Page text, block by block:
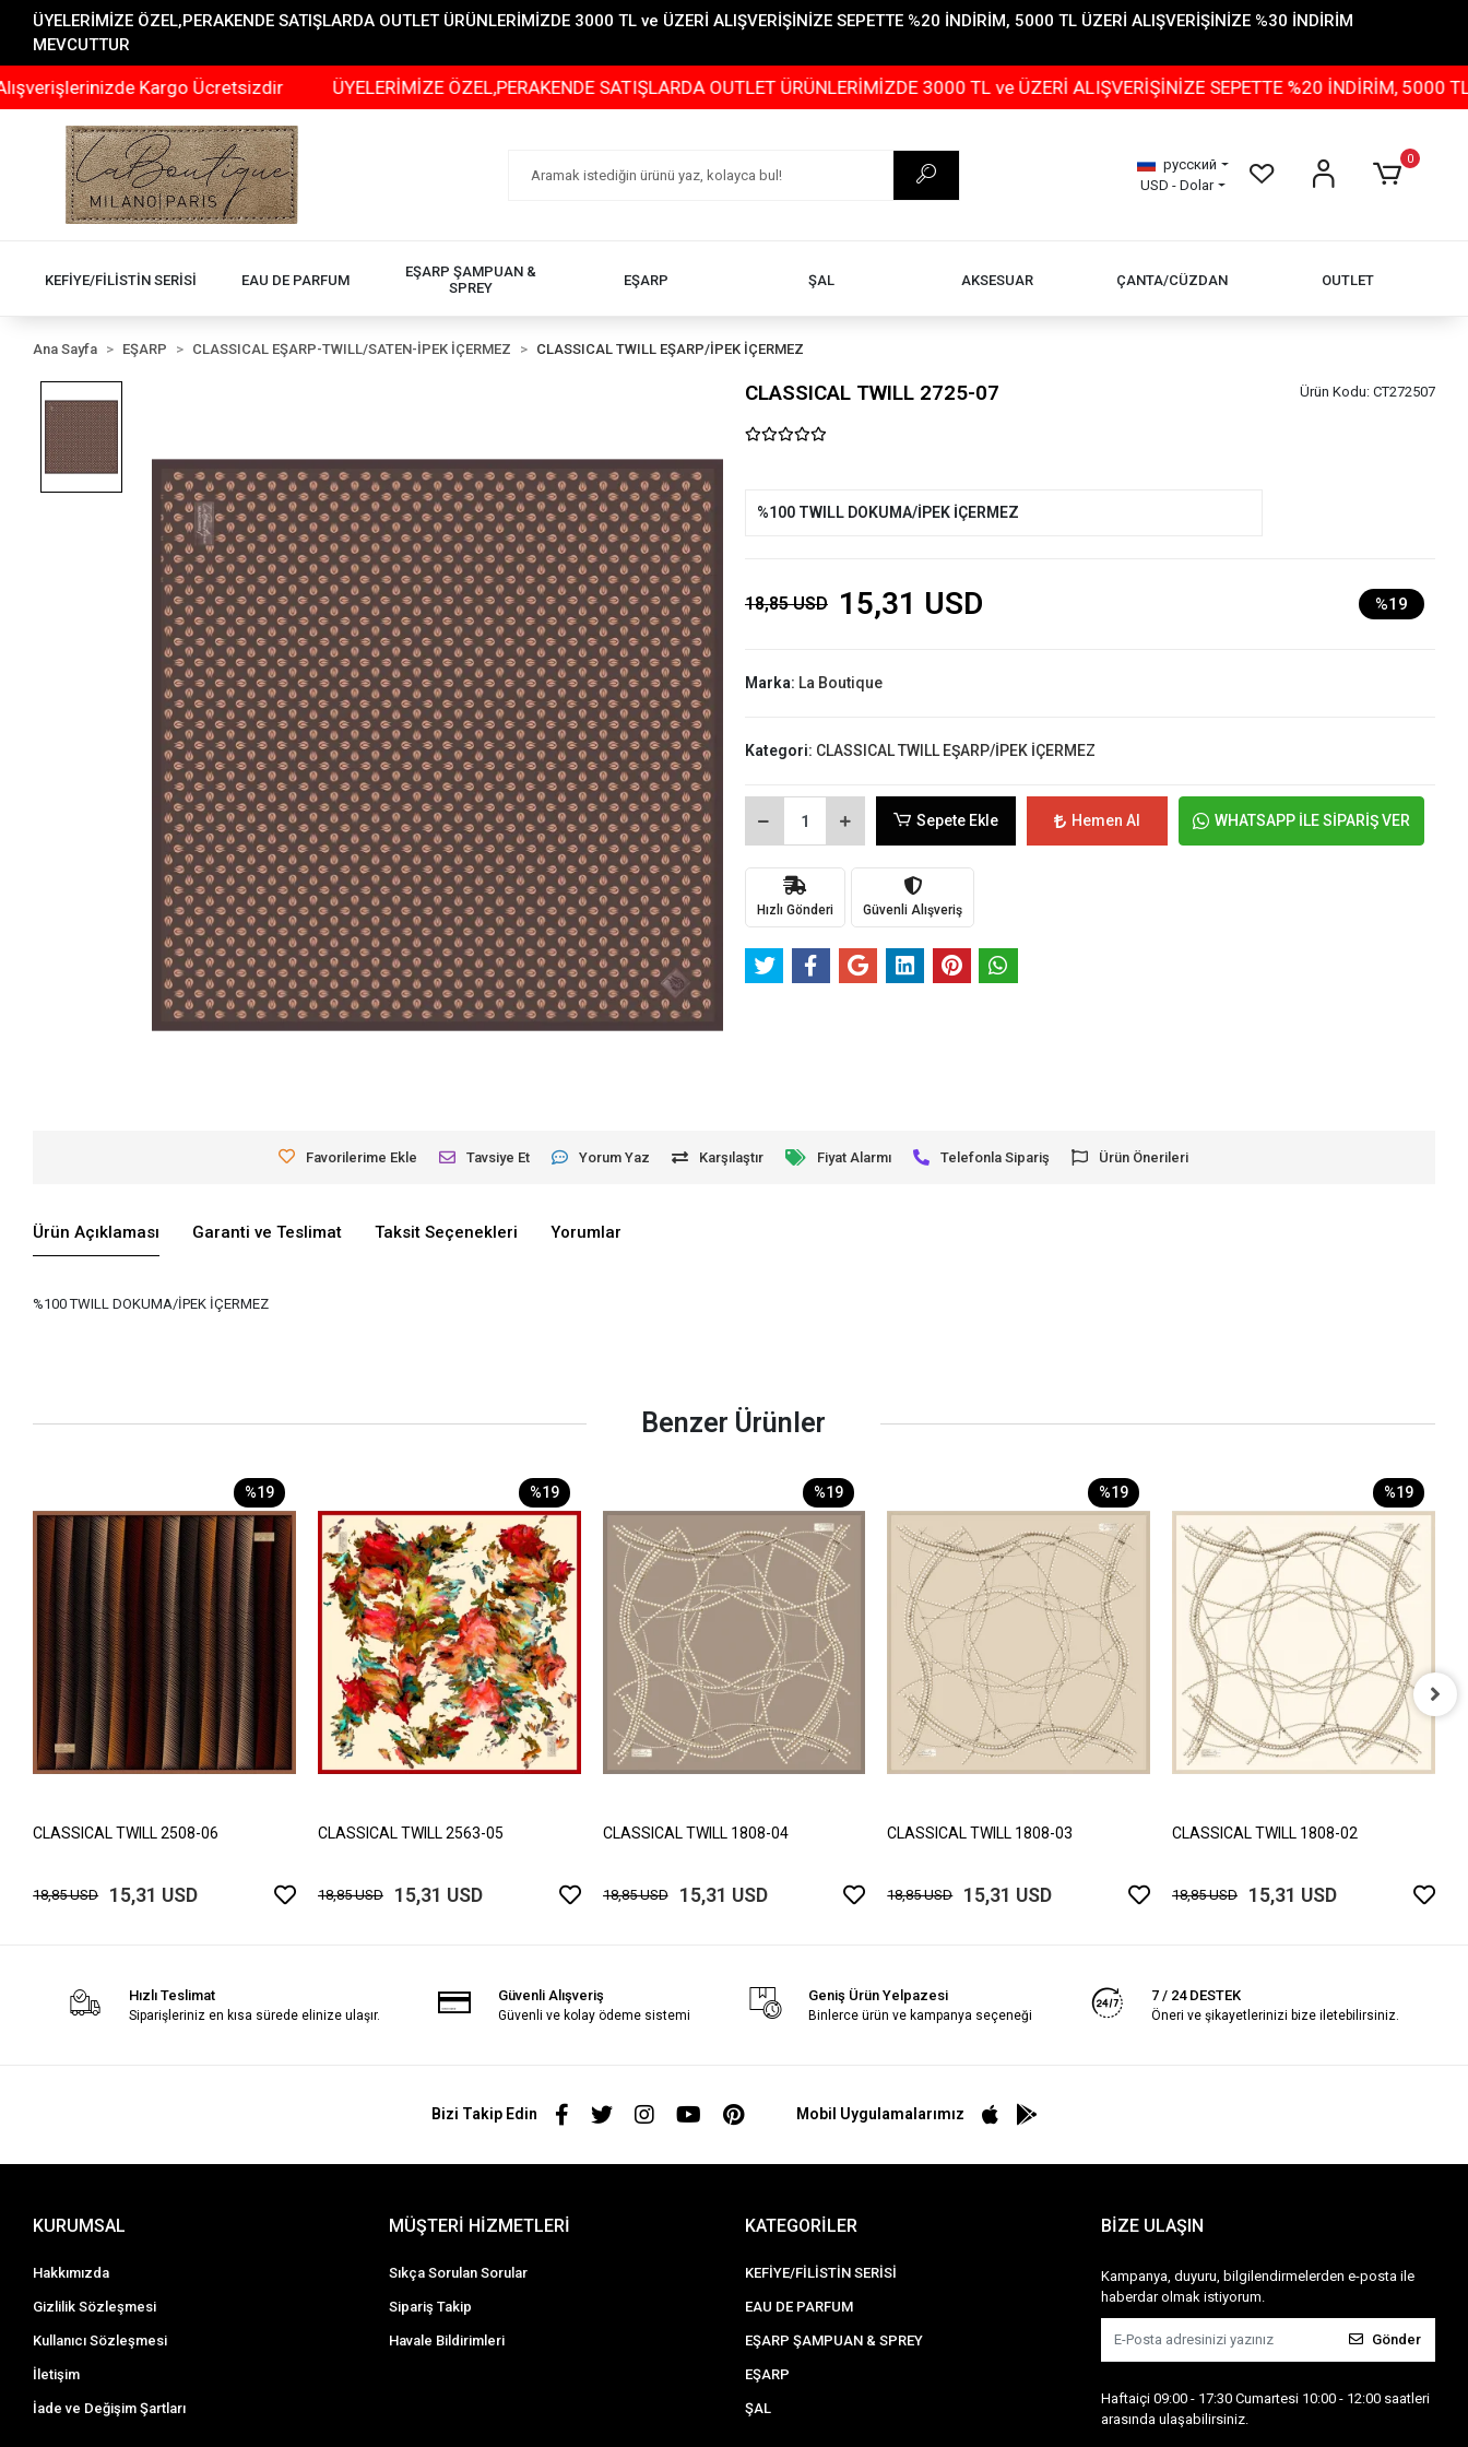
ÜYELERİMİZE ÖZEL,PERAKENDE SATIŞLARDA OUTLET ÜRÜNLERİMİZDE 3000 TL ve ÜZERİ ALIŞVERİŞİNİZE SEPETTE %20 İNDİRİM, 5000 TL ÜZERİ ALIŞVERİŞİNİZE %30 İNDİRİM
MEVCUTTUR
Kargo Ücretsizdir ÜYELERİMİZE ÖZEL,PERAKENDE SATIŞLARDA OUTLET ÜRÜNLERİMİZDE 3000 TL ve ÜZERİ ALIŞVERİŞİNİZE SEPETTE %20 İNDİRİM, 5000 TL
русский
USD - Dolar
0
KEFİYE/FİLİSTİN SERİSİ EAU DE PARFUM
EŞARP ŞAMPUAN &
SPREY
EŞARP ŞAL AKSESUAR ÇANTA/CÜZDAN OUTLET
Ana Sayfa EŞARP CLASSICAL EŞARP-TWILL/SATEN-İPEK İÇERMEZ CLASSICAL TWILL EŞARP/İPEK İÇERMEZ
CLASSICAL TWILL 2725-07 Ürün Kodu: CT272507
%100 TWILL DOKUMA/İPEK İÇERMEZ
18,85 USD 15,31 USD %19
Marka: La Boutique
Kategori: CLASSICAL TWILL EŞARP/İPEK İÇERMEZ
Sepete Ekle Hemen Al WHATSAPP İLE SİPARİŞ VER
Hızlı Gönderi Güvenli Alışveriş
Favorilerime Ekle Tavsiye Et Yorum Yaz Karşılaştır Fiyat Alarmı Telefonla Sipariş Ürün Önerileri
Ürün Açıklaması Garanti ve Teslimat Taksit Seçenekleri Yorumlar
%100 TWILL DOKUMA/İPEK İÇERMEZ
Benzer Ürünler
%19
CLASSICAL TWILL 2508-06
18,85 USD 15,31 USD
%19
CLASSICAL TWILL 2563-05
18,85 USD 15,31 USD
%19
CLASSICAL TWILL 1808-04
18,85 USD 15,31 USD
%19
CLASSICAL TWILL 1808-03
18,85 USD 15,31 USD
%19
CLASSICAL TWILL 1808-02
18,85 USD 15,31 USD
Hızlı Teslimat
Siparişleriniz en kısa sürede elinize ulaşır.
Güvenli Alışveriş
Güvenli ve kolay ödeme sistemi
Geniş Ürün Yelpazesi
Binlerce ürün ve kampanya seçeneği
7 / 24 DESTEK
Öneri ve şikayetlerinizi bize iletebilirsiniz.
Bizi Takip Edin Mobil Uygulamalarımız
KURUMSAL
Hakkımızda
Gizlilik Sözleşmesi
Kullanıcı Sözleşmesi
İletişim
İade ve Değişim Şartları
MÜŞTERİ HİZMETLERİ
Sıkça Sorulan Sorular
Sipariş Takip
Havale Bildirimleri
KATEGORİLER
KEFİYE/FİLİSTİN SERİSİ
EAU DE PARFUM
EŞARP ŞAMPUAN & SPREY
EŞARP
ŞAL
BİZE ULAŞIN
Kampanya, duyuru, bilgilendirmelerden e-posta ile
haberdar olmak istiyorum.
Gönder
Haftaiçi 09:00 - 17:30 Cumartesi 10:00 - 12:00 saatleri
arasında ulaşabilirsiniz.